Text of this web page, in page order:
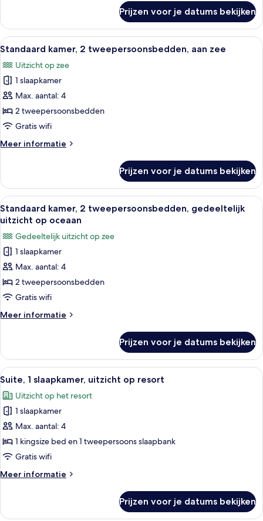
oceaan
laden
kamer,
kingsize
gedeeltelijk
uitzicht
op
oceaan
Prijzen voor je datums bekijken
Alle
foto's
voor
Standaard
kamer,
2
tweepersoonsbedden,
zee
Een balkon met uitzicht op een
7
Standaard kamer, 2 tweepersoonsbedden, aan zee
Uitzicht op zee
1 slaapkamer
Max. aantal: 4
2 tweepersoonsbedden
Gratis wifi
Meer informatie
Meer
kamer,
tweepersoonsbedden,
aan
Prijzen voor je datums bekijken
Alle
foto's
Standaard
kamer,
2
tweepersoonsbedden,
gedeeltelijk
uitzicht
op
laden
Een uitzicht op het strand met
7
Standaard kamer, 2 tweepersoonsbedden, gedeeltelijk
uitzicht op oceaan
Gedeeltelijk uitzicht op zee
1 slaapkamer
Max. aantal: 4
2 tweepersoonsbedden
Gratis wifi
Meer informatie
Meer
kamer,
tweepersoonsbedden,
uitzicht
op
oceaan
Prijzen voor je datums bekijken
Alle
foto's
voor
Suite,
1
slaapkamer,
uitzicht
resort
Een resort met een zwembad,
6
Suite, 1 slaapkamer, uitzicht op resort
Uitzicht op het resort
1 slaapkamer
Max. aantal: 4
1 kingsize bed en 1 tweepersoons slaapbank
Gratis wifi
Meer informatie
Meer
1
Prijzen voor je datums bekijken